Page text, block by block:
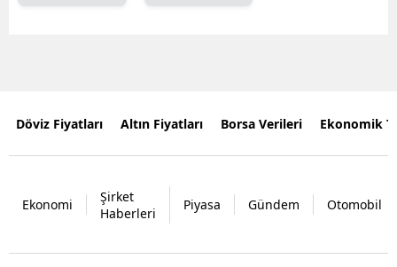
Döviz Fiyatları Altın Fiyatları Borsa Verileri Ekonomik
Ekonomi
Şirket
Haberleri
Piyasa Gündem Otomobil